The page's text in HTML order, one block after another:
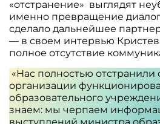
«отстранение» выглядят
именно превращение
сделало дальнейшее
— в своем интервью
полное отсутствие
«Нас полностью отстранили
организации
образовательного
знаем: мы черпаем